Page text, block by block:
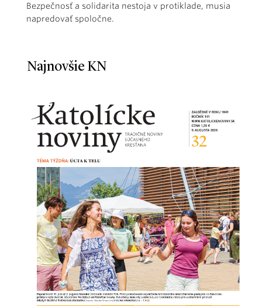
Bezpečnosť a solidarita nestoja v protiklade, musia
napredovať spoločne.
Najnovšie KN